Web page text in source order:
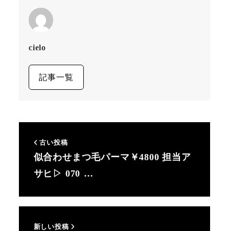
cielo
記事一覧
古い投稿
似合わせまつ毛パーマ￥4800 担当ア
サヒ▷ 070 …
新しい投稿